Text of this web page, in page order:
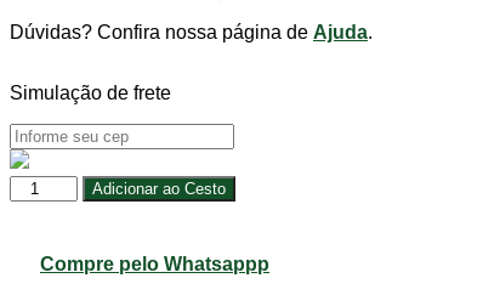
Dúvidas? Confira nossa página de Ajuda.
Simulação de frete
AMORA
C/ISOFLAVONA
RAIZES
Adicionar ao Cesto
Compre pelo Whatsappp